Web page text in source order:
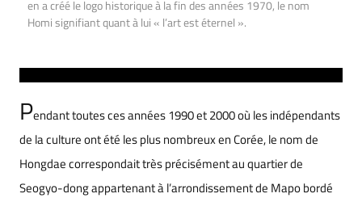
en a créé le logo historique à la fin des années 1970, le nom
Homi signifiant quant à lui « l’art est éternel ».
Pendant toutes ces années 1990 et 2000 où les indépendants
de la culture ont été les plus nombreux en Corée, le nom de
Hongdae correspondait très précisément au quartier de
Seogyo-dong appartenant à l’arrondissement de Mapo bordé